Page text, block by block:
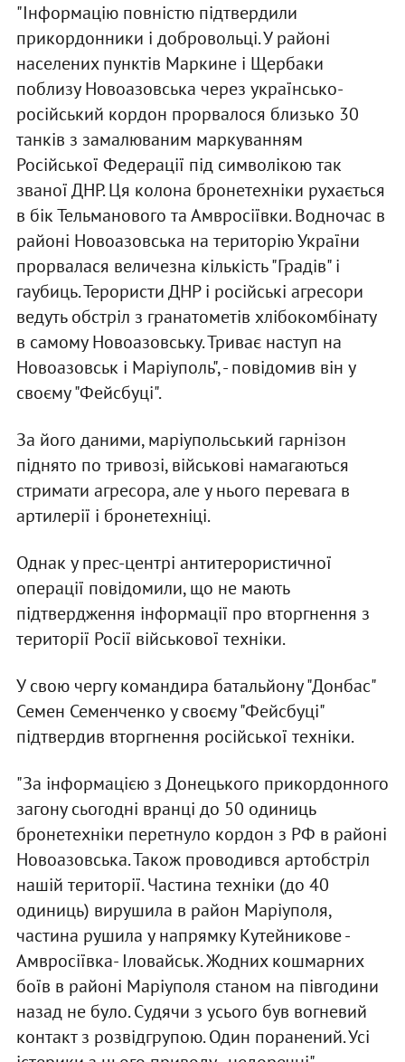
"Інформацію повністю підтвердили
прикордонники і добровольці. У районі
населених пунктів Маркине і Щербаки
поблизу Новоазовська через українсько-
російський кордон прорвалося близько 30
танків з замалюваним маркуванням
Російської Федерації під символікою так
званої ДНР. Ця колона бронетехніки рухається
в бік Тельманового та Амвросіївки. Водночас в
районі Новоазовська на територію України
прорвалася величезна кількість "Градів" і
гаубиць. Терористи ДНР і російські агресори
ведуть обстріл з гранатометів хлібокомбінату
в самому Новоазовську. Триває наступ на
Новоазовськ і Маріуполь", - повідомив він у
своєму "Фейсбуці".
За його даними, маріупольський гарнізон
піднято по тривозі, військові намагаються
стримати агресора, але у нього перевага в
артилерії і бронетехніці.
Однак у прес-центрі антитерористичної
операції повідомили, що не мають
підтвердження інформації про вторгнення з
території Росії військової техніки.
У свою чергу командира батальйону "Донбас"
Семен Семенченко у своєму "Фейсбуці"
підтвердив вторгнення російської техніки.
"За інформацією з Донецького прикордонного
загону сьогодні вранці до 50 одиниць
бронетехніки перетнуло кордон з РФ в районі
Новоазовська. Також проводився артобстріл
нашій території. Частина техніки (до 40
одиниць) вирушила в район Маріуполя,
частина рушила у напрямку Кутейникове -
Амвросіївка- Іловайськ. Жодних кошмарних
боїв в районі Маріуполя станом на півгодини
назад не було. Судячи з усього був вогневий
контакт з розвідгрупою. Один поранений. Усі